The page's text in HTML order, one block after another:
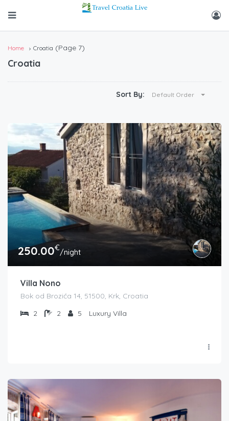
Home Croatia (Page 7)
Croatia
Sort By: Default Order
250.00€/night
Villa Nono
Bok od Brozića 14, 51500, Krk, Croatia
2
2 5 Luxury Villa